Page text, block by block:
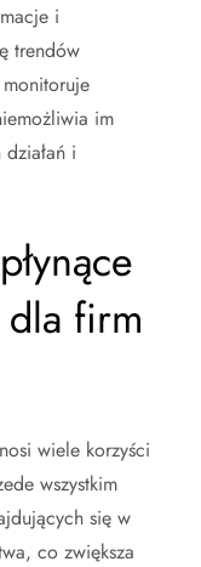
i
trendów
im
i
firm
wiele korzyści
wszystkim
się w
co zwiększa